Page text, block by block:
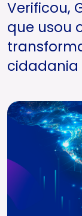
Verificou,
que usou
cidadania